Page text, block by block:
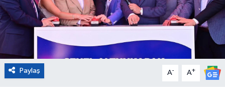
Paylaş A- A+
Çevre
Kültür ve Sanat
Sivil Toplum